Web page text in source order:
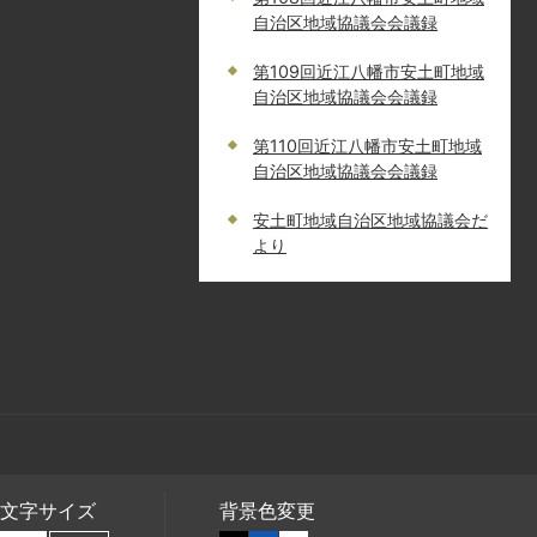
自治区地域協議会会議録
第109回近江八幡市安土町地域
自治区地域協議会会議録
第110回近江八幡市安土町地域
自治区地域協議会会議録
安土町地域自治区地域協議会だ
より
文字サイズ 背景色変更